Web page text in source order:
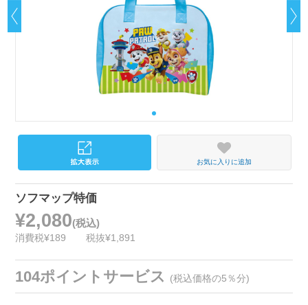
お気に入りに追加
ソフマップ特価
¥2,080(税込)
消費税¥189 税抜¥1,891
104ポイントサービス (税込価格の5％分)